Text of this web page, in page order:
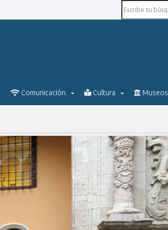
Comunicación Cultura Museos